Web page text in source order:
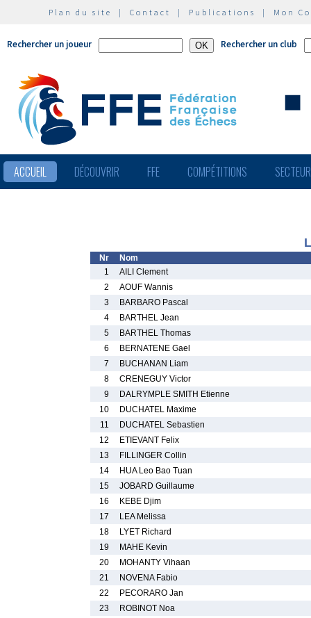
Plan du site | Contact | Publications | Mon
Rechercher un joueur Rechercher un club
ACCUEIL DÉCOUVRIR FFE COMPÉTITIONS
Nr
Nom
1
AILI Clement
2
AOUF Wannis
3
BARBARO Pascal
4
BARTHEL Jean
5
BARTHEL Thomas
6
BERNATENE Gael
7
BUCHANAN Liam
8
CRENEGUY Victor
9
DALRYMPLE SMITH Etienne
10
DUCHATEL Maxime
11
DUCHATEL Sebastien
12
ETIEVANT Felix
13
FILLINGER Collin
14
HUA Leo Bao Tuan
15
JOBARD Guillaume
16
KEBE Djim
17
LEA Melissa
18
LYET Richard
19
MAHE Kevin
20
MOHANTY Vihaan
21
NOVENA Fabio
22
PECORARO Jan
23
ROBINOT Noa